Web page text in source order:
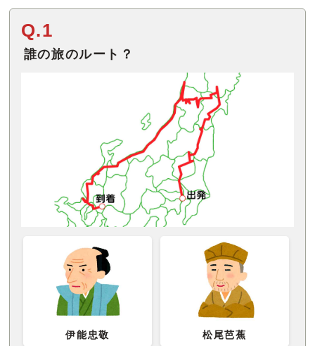
Q.1
誰の旅のルート？
伊能忠敬 松尾芭蕉